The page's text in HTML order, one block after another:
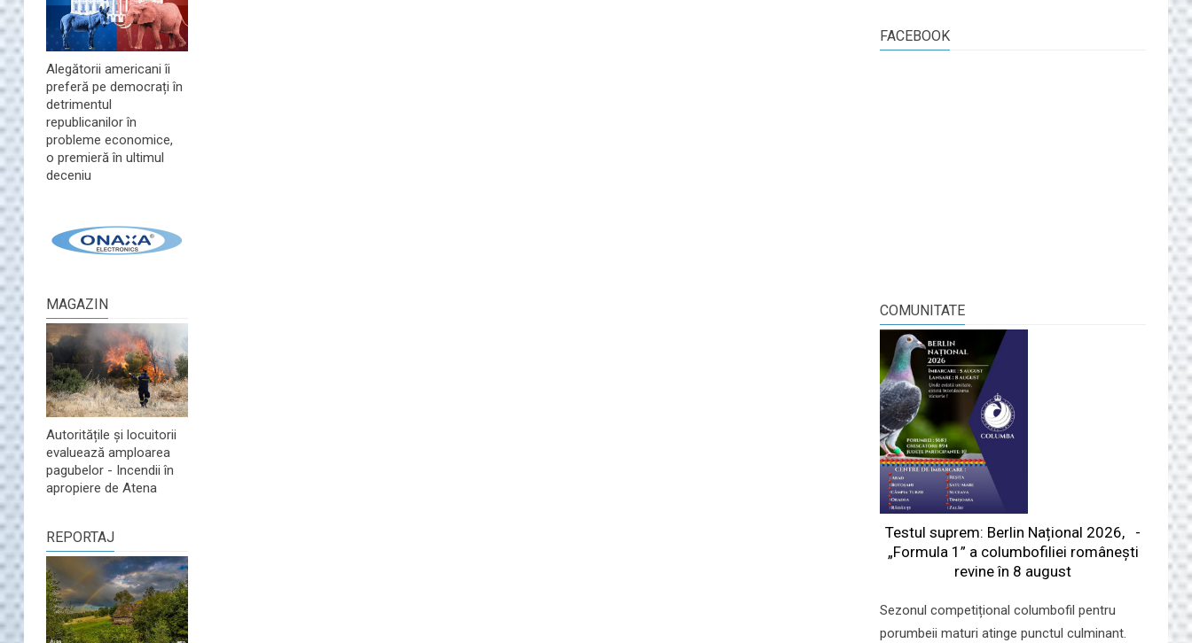
Alegătorii americani îi
preferă pe democrați în
detrimentul
republicanilor în
probleme economice,
o premieră în ultimul
deceniu
MAGAZIN
Autoritățile și locuitorii
evaluează amploarea
pagubelor - Incendii în
apropiere de Atena
REPORTAJ
FACEBOOK
COMUNITATE
Testul suprem: Berlin Național 2026, -
„Formula 1” a columbofiliei româneşti
revine în 8 august
Sezonul competițional columbofil pentru
porumbeii maturi atinge punctul culminant.